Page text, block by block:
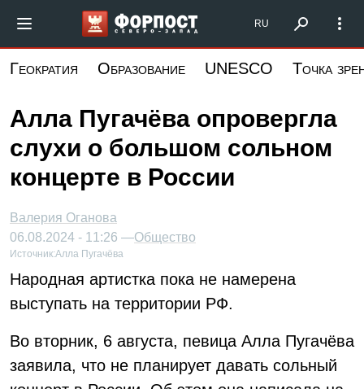
основному
Форпост Северо-Запад
RU
Геократия Образование UNESCO Точка
Алла Пугачёва опровергла
слухи о большом сольном
концерте в России
Валерия Оганова
06.08.2024 - 11:26 —Общество
Источник:Алла Пугачёва
Народная артистка пока не намерена
выступать на территории РФ.
Во вторник, 6 августа, певица Алла Пугачёва
заявила, что не планирует давать сольный